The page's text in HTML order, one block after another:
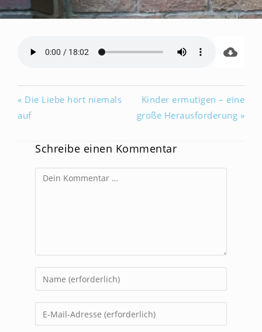
« Die Liebe hört niemals
auf
Kinder ermutigen – eine
große Herausforderung »
Schreibe einen Kommentar
Kommentar
Gib
deinen
Namen
oder
Gib
deine